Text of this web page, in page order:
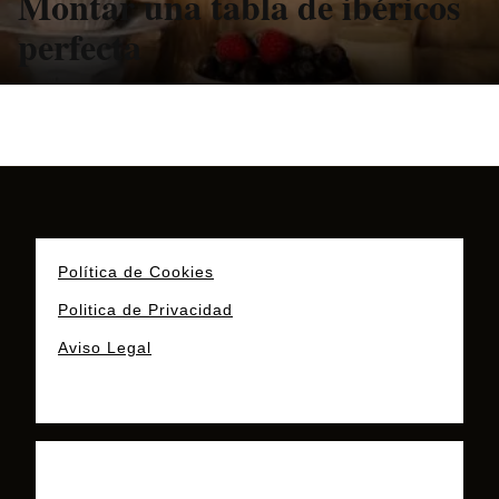
perfecta
Política de Cookies
Politica de Privacidad
Aviso Legal